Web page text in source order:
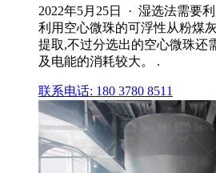
2022年5月25日 · 湿选法需要
利用空心微珠的可浮性从粉煤
提取,不过分选出的空心微珠还
及电能的消耗较大。 .
联系电话: 180 3780 8511